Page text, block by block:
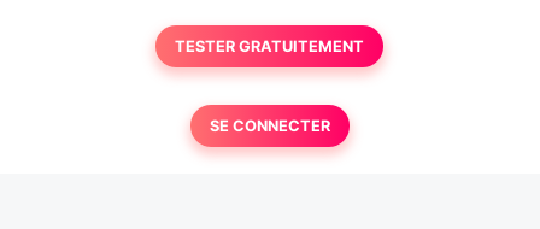
TESTER GRATUITEMENT
SE CONNECTER